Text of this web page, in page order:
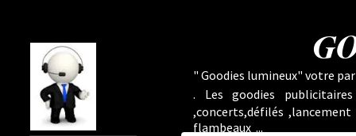
" Goodies lumineux" votre
. Les goodies
,concerts,défilés
flambeaux ...